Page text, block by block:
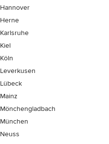
Hannover
Herne
Karlsruhe
Kiel
Köln
Leverkusen
Lübeck
Mainz
Mönchen­gladbach
München
Neuss